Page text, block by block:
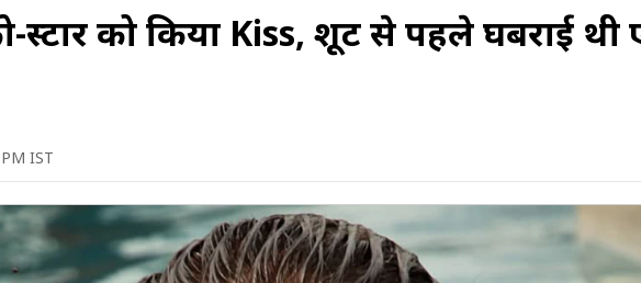
स्टार को किया Kiss, शूट से पहले घबराई थी
IST